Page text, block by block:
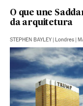
O que une
da arquitetura
STEPHEN BAYLEY | Londres |